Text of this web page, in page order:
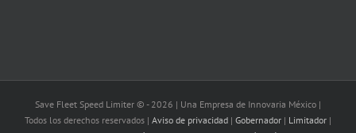
Save Fleet Speed Limiter © - 2026 | Una Empresa de Innovaria México |
Todos los derechos reservados | Aviso de privacidad | Gobernador | Limitador |